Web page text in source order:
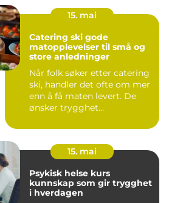
15. mai
Catering ski gode
matopplevelser til små og
store anledninger
Når folk søker etter catering
ski, handler det ofte om mer
enn å få maten levert. De
ønsker trygghet...
15. mai
Psykisk helse kurs
kunnskap som gir trygghet
i hverdagen